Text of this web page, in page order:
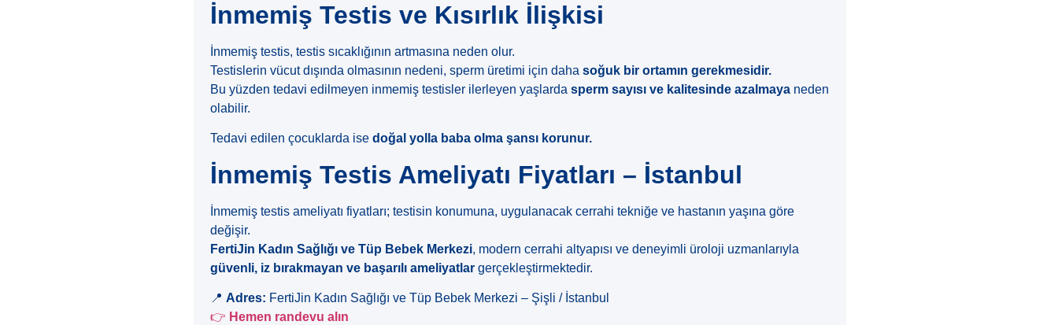
İnmemiş Testis ve Kısırlık İlişkisi
İnmemiş testis, testis sıcaklığının artmasına neden olur.
Testislerin vücut dışında olmasının nedeni, sperm üretimi için dahasoğuk bir ortamın gerekmesidir.
Bu yüzden tedavi edilmeyen inmemiş testisler ilerleyen yaşlardasperm sayısı ve kalitesinde azalmaya neden
olabilir.
Tedavi edilen çocuklarda isedoğal yolla baba olma şansı korunur.
İnmemiş Testis Ameliyatı Fiyatları – İstanbul
İnmemiş testis ameliyatı fiyatları; testisin konumuna, uygulanacak cerrahi tekniğe ve hastanın yaşına göre
değişir.
FertiJin Kadın Sağlığı ve Tüp Bebek Merkezi, modern cerrahi altyapısı ve deneyimli üroloji uzmanlarıyla
güvenli, iz bırakmayan ve başarılı ameliyatlar gerçekleştirmektedir.
📍Adres: FertiJin Kadın Sağlığı ve Tüp Bebek Merkezi – Şişli / İstanbul
👉 Hemen randevu alın